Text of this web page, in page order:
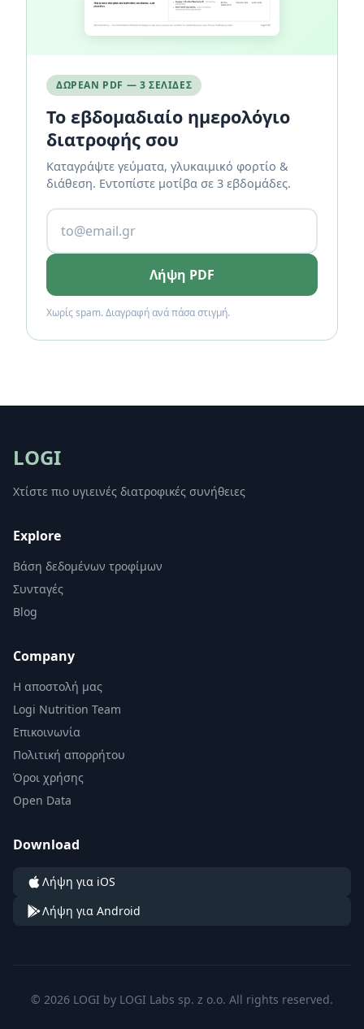
ΔΩΡΕΆΝ PDF — 3 ΣΕΛΊΔΕΣ
Το εβδομαδιαίο ημερολόγιο
διατροφής σου
Καταγράψτε γεύματα, γλυκαιμικό φορτίο &
διάθεση. Εντοπίστε μοτίβα σε 3 εβδομάδες.
Λήψη PDF
Χωρίς spam. Διαγραφή ανά πάσα στιγμή.
LOGI
Χτίστε πιο υγιεινές διατροφικές συνήθειες
Explore
Βάση δεδομένων τροφίμων
Συνταγές
Blog
Company
Η αποστολή μας
Logi Nutrition Team
Επικοινωνία
Πολιτική απορρήτου
Όροι χρήσης
Open Data
Download
Λήψη για iOS
Λήψη για Android
© 2026 LOGI by LOGI Labs sp. z o.o. All rights reserved.